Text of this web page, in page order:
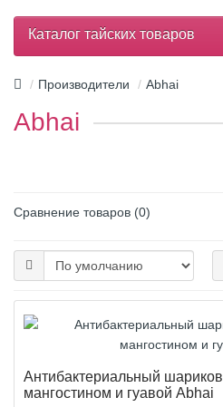
Каталог тайских товаров
Производители Abhai
Abhai
Сравнение товаров (0)
Антибактериальный
мангостином и гуавой Abhai